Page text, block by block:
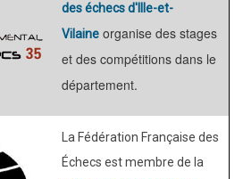
des échecs d'Ille-et-
Vilaine organise des stages
et des compétitions dans le
département.
La Fédération Française des
Échecs est membre de la